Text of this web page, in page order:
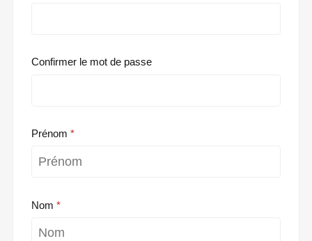
Confirmer le mot de passe
Prénom
Nom